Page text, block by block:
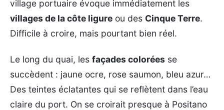
village portuaire évoque immédiatement les
villages de la côte ligure ou des Cinque Terre.
Difficile à croire, mais pourtant bien réel.
Le long du quai, les façades colorées se
succèdent : jaune ocre, rose saumon, bleu azur…
Des teintes éclatantes qui se reflètent dans l’eau
claire du port. On se croirait presque à Positano